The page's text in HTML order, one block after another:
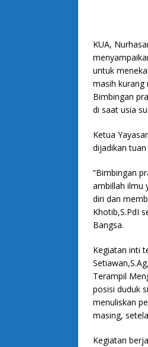
KUA,
untuk
masih kurang
Bimbingan
di saat usia
Ketua
dijadikan
“Bimbingan
ambillah ilmu
diri dan
Khotib,S.PdI
Bangsa.
Kegiatan inti
Terampil
posisi duduk
menuliskan
masing,
Kegiatan